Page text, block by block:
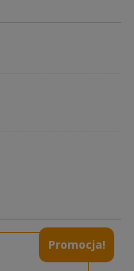
Promocja!